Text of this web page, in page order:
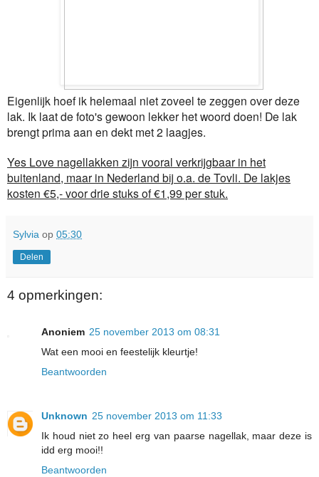
Eigenlijk hoef ik helemaal niet zoveel te zeggen over deze
lak. Ik laat de foto's gewoon lekker het woord doen! De lak
brengt prima aan en dekt met 2 laagjes.
Yes Love nagellakken zijn vooral verkrijgbaar in het
buitenland, maar in Nederland bij o.a. de Tovli. De lakjes
kosten €5,- voor drie stuks of €1,99 per stuk.
Sylvia op 05:30
Delen
4 opmerkingen:
Anoniem 25 november 2013 om 08:31
Wat een mooi en feestelijk kleurtje!
Beantwoorden
Unknown 25 november 2013 om 11:33
Ik houd niet zo heel erg van paarse nagellak, maar deze is
idd erg mooi!!
Beantwoorden